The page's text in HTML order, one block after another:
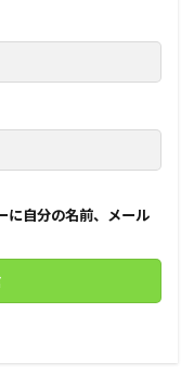
に自分の名前、メール